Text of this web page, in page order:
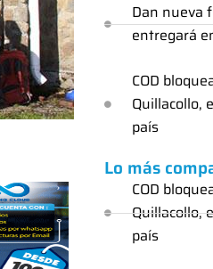
Dan nueva
entregará
COD
Quillacollo,
país
Lo más
COD
Quillacollo,
país